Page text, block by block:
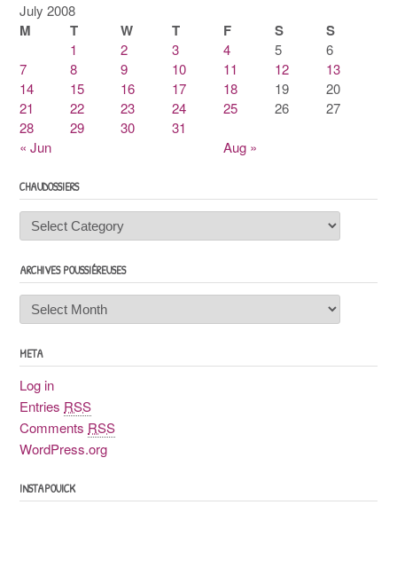
July 2008
M T W T F S S
« Jun Aug »
1 2 3 4 5
6
7
8 9 10 11 12
13
14
15 16 17 18 19
20
21
22 23 24 25 26
27
28
29 30 31
CHAUDOSSIERS
Chaudossiers
ARCHIVES POUSSIÉREUSES
Archives
poussiéreuses
META
Log in
Entries RSS
Comments RSS
WordPress.org
INSTAPOUICK